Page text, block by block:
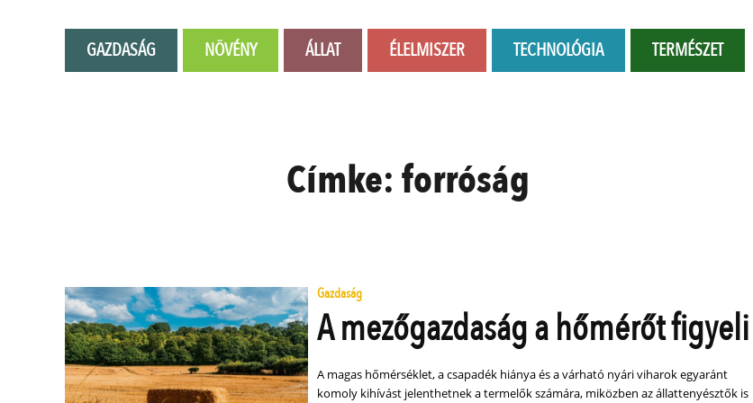
GAZDASÁG NÖVÉNY ÁLLAT ÉLELMISZER TECHNOLÓGIA TERMÉSZET
Címke:forróság
Gazdaság
A mezőgazdaság a hőmérőt figyeli
A magas hőmérséklet, a csapadék hiánya és a várható nyári viharok egyaránt
komoly kihívást jelenthetnek a termelők számára, miközben az állattenyésztők is